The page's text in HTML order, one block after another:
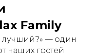
Family
лучший?» — один
наших гостей.